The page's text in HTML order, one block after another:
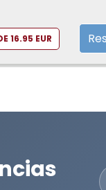
16.95 EUR